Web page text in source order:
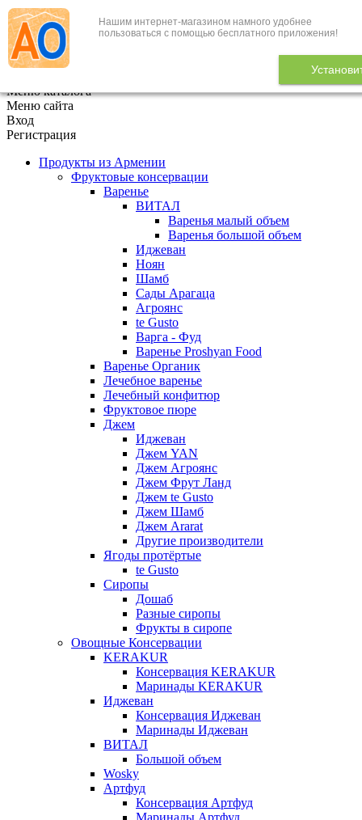
Нашим интернет-магазином намного удобнее
пользоваться с помощью бесплатного приложения!
+7 (495) 646-888-1
В корзине 0
Меню каталога
Меню сайта
Вход
Регистрация
Продукты из Армении
Фруктовые консервации
Варенье
ВИТАЛ
Варенья малый объем
Варенья большой объем
Иджеван
Ноян
Шамб
Сады Арагаца
Агроянс
te Gusto
Варга - Фуд
Варенье Proshyan Food
Варенье Органик
Лечебное варенье
Лечебный конфитюр
Фруктовое пюре
Джем
Иджеван
Джем YAN
Джем Агроянс
Джем Фрут Ланд
Джем te Gusto
Джем Шамб
Джем Ararat
Другие производители
Ягоды протёртые
te Gusto
Сиропы
Дошаб
Разные сиропы
Фрукты в сиропе
Овощные Консервации
KERAKUR
Консервация KERAKUR
Маринады KERAKUR
Иджеван
Консервация Иджеван
Маринады Иджеван
ВИТАЛ
Большой объем
Wosky
Артфуд
Консервация Артфуд
Маринады Артфуд